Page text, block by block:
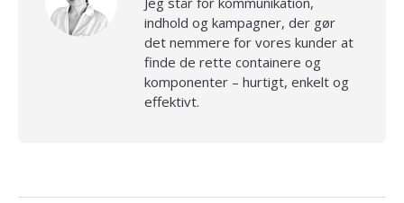
indhold og kampagner, der gør
det nemmere for vores kunder at
finde de rette containere og
komponenter – hurtigt, enkelt og
effektivt.